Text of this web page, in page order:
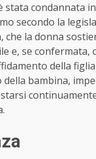
stata condannata
secondo la
la donna
e, se
della
bambina,